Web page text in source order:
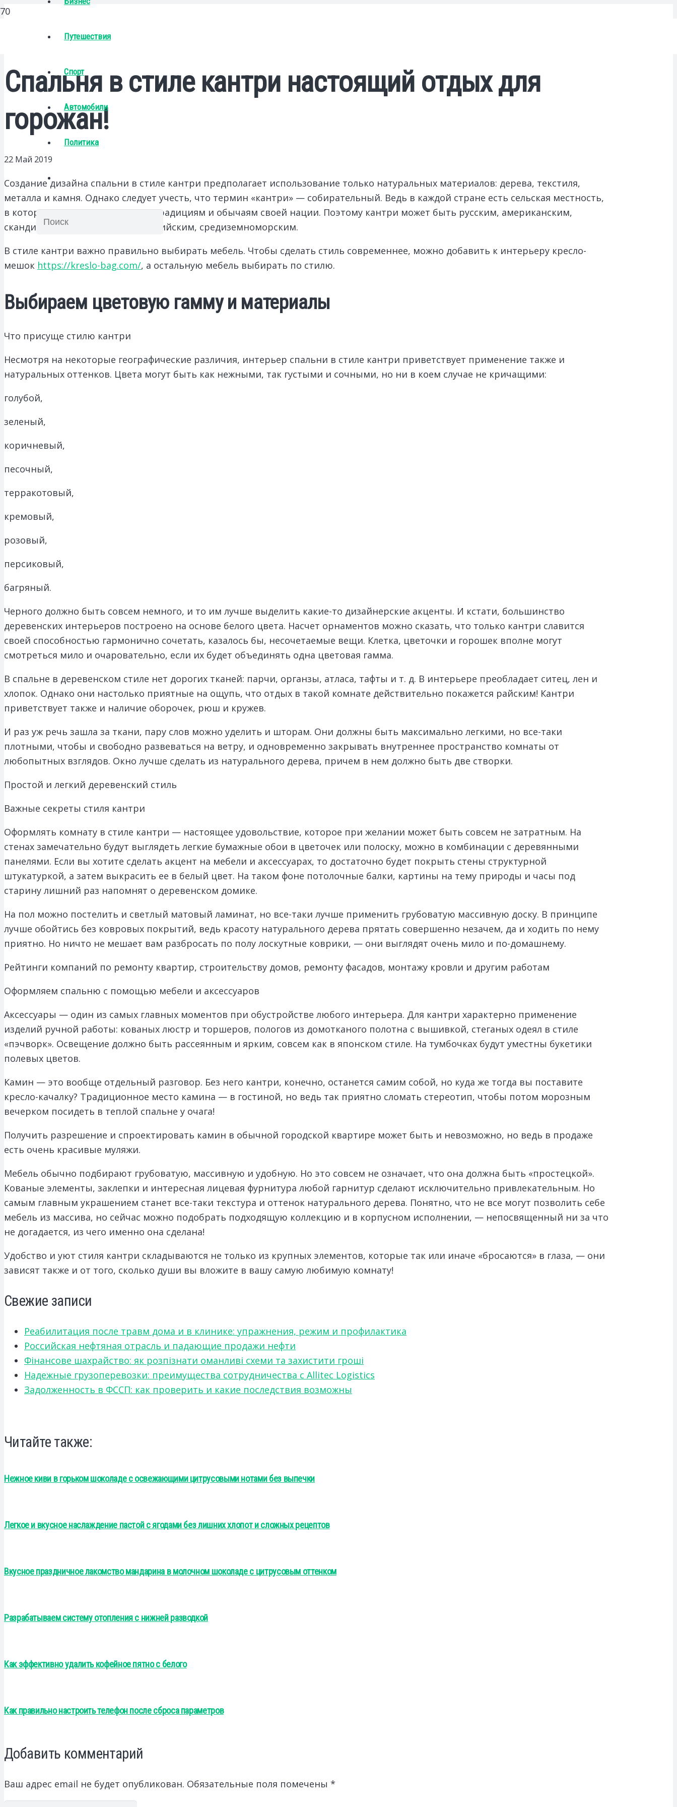
Путешествия
Спорт
Автомобили
Политика
Спальня в стиле кантри настоящий отдых для
горожан!
22 Май 2019
Создание дизайна спальни в стиле кантри предполагает использование только натуральных материалов: дерева, текстиля,
металла и камня. Однако следует учесть, что термин «кантри» — собирательный. Ведь в каждой стране есть сельская местность,
в которой люди живут согласно традициям и обычаям своей нации. Поэтому кантри может быть русским, американским,
скандинавским, тосканским, английским, средиземноморским.
В стиле кантри важно правильно выбирать мебель. Чтобы сделать стиль современнее, можно добавить к интерьеру кресло-
мешок https://kreslo-bag.com/, а остальную мебель выбирать по стилю.
Выбираем цветовую гамму и материалы
Что присуще стилю кантри
Несмотря на некоторые географические различия, интерьер спальни в стиле кантри приветствует применение также и
натуральных оттенков. Цвета могут быть как нежными, так густыми и сочными, но ни в коем случае не кричащими:
голубой,
зеленый,
коричневый,
песочный,
терракотовый,
кремовый,
розовый,
персиковый,
багряный.
Черного должно быть совсем немного, и то им лучше выделить какие-то дизайнерские акценты. И кстати, большинство
деревенских интерьеров построено на основе белого цвета. Насчет орнаментов можно сказать, что только кантри славится
своей способностью гармонично сочетать, казалось бы, несочетаемые вещи. Клетка, цветочки и горошек вполне могут
смотреться мило и очаровательно, если их будет объединять одна цветовая гамма.
В спальне в деревенском стиле нет дорогих тканей: парчи, органзы, атласа, тафты и т. д. В интерьере преобладает ситец, лен и
хлопок. Однако они настолько приятные на ощупь, что отдых в такой комнате действительно покажется райским! Кантри
приветствует также и наличие оборочек, рюш и кружев.
И раз уж речь зашла за ткани, пару слов можно уделить и шторам. Они должны быть максимально легкими, но все-таки
плотными, чтобы и свободно развеваться на ветру, и одновременно закрывать внутреннее пространство комнаты от
любопытных взглядов. Окно лучше сделать из натурального дерева, причем в нем должно быть две створки.
Простой и легкий деревенский стиль
Важные секреты стиля кантри
Оформлять комнату в стиле кантри — настоящее удовольствие, которое при желании может быть совсем не затратным. На
стенах замечательно будут выглядеть легкие бумажные обои в цветочек или полоску, можно в комбинации с деревянными
панелями. Если вы хотите сделать акцент на мебели и аксессуарах, то достаточно будет покрыть стены структурной
штукатуркой, а затем выкрасить ее в белый цвет. На таком фоне потолочные балки, картины на тему природы и часы под
старину лишний раз напомнят о деревенском домике.
На пол можно постелить и светлый матовый ламинат, но все-таки лучше применить грубоватую массивную доску. В принципе
лучше обойтись без ковровых покрытий, ведь красоту натурального дерева прятать совершенно незачем, да и ходить по нему
приятно. Но ничто не мешает вам разбросать по полу лоскутные коврики, — они выглядят очень мило и по-домашнему.
Рейтинги компаний по ремонту квартир, строительству домов, ремонту фасадов, монтажу кровли и другим работам
Оформляем спальню с помощью мебели и аксессуаров
Аксессуары — один из самых главных моментов при обустройстве любого интерьера. Для кантри характерно применение
изделий ручной работы: кованых люстр и торшеров, пологов из домотканого полотна с вышивкой, стеганых одеял в стиле
«пэчворк». Освещение должно быть рассеянным и ярким, совсем как в японском стиле. На тумбочках будут уместны букетики
полевых цветов.
Камин — это вообще отдельный разговор. Без него кантри, конечно, останется самим собой, но куда же тогда вы поставите
кресло-качалку? Традиционное место камина — в гостиной, но ведь так приятно сломать стереотип, чтобы потом морозным
вечерком посидеть в теплой спальне у очага!
Получить разрешение и спроектировать камин в обычной городской квартире может быть и невозможно, но ведь в продаже
есть очень красивые муляжи.
Мебель обычно подбирают грубоватую, массивную и удобную. Но это совсем не означает, что она должна быть «простецкой».
Кованые элементы, заклепки и интересная лицевая фурнитура любой гарнитур сделают исключительно привлекательным. Но
самым главным украшением станет все-таки текстура и оттенок натурального дерева. Понятно, что не все могут позволить себе
мебель из массива, но сейчас можно подобрать подходящую коллекцию и в корпусном исполнении, — непосвященный ни за что
не догадается, из чего именно она сделана!
Удобство и уют стиля кантри складываются не только из крупных элементов, которые так или иначе «бросаются» в глаза, — они
зависят также и от того, сколько души вы вложите в вашу самую любимую комнату!
Свежие записи
Реабилитация после травм дома и в клинике: упражнения, режим и профилактика
Российская нефтяная отрасль и падающие продажи нефти
Фінансове шахрайство: як розпізнати оманливі схеми та захистити гроші
Надежные грузоперевозки: преимущества сотрудничества с Allitec Logistics
Задолженность в ФССП: как проверить и какие последствия возможны
Читайте также:
Нежное киви в горьком шоколаде с освежающими цитрусовыми нотами без выпечки
Легкое и вкусное наслаждение пастой с ягодами без лишних хлопот и сложных рецептов
Вкусное праздничное лакомство мандарина в молочном шоколаде с цитрусовым оттенком
Разрабатываем систему отопления с нижней разводкой
Как эффективно удалить кофейное пятно с белого
Как правильно настроить телефон после сброса параметров
Добавить комментарий
Ваш адрес email не будет опубликован. Обязательные поля помечены *